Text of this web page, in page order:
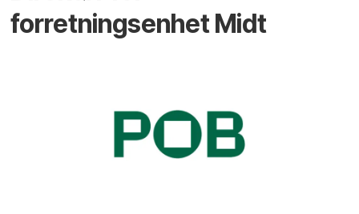
forretningsenhet Midt